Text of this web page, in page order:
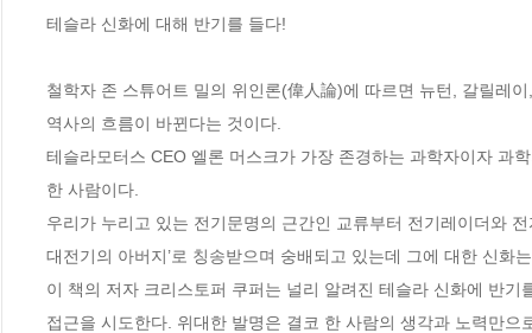
테슬라 신화에 대해 반기를 들다!
철학자 존 스튜어트 밀의 위인론(偉人論)에 따르면 뉴턴, 갈릴레
역사의 흐름이 바뀐다는 것이다.
테슬라모터스 CEO 엘론 머스크가 가장 존경하는 과학자이자 과
한 사람이다.
우리가 누리고 있는 전기문명의 근간인 교류부터 전기레이더와
대전기의 아버지’로 칭송받으며 숭배되고 있는데 그에 대한 신화
이 책의 저자 크리스토퍼 쿠퍼는 널리 알려진 테슬라 신화에 반
접근을 시도한다. 위대한 발명은 결코 한 사람의 생각과 노력만